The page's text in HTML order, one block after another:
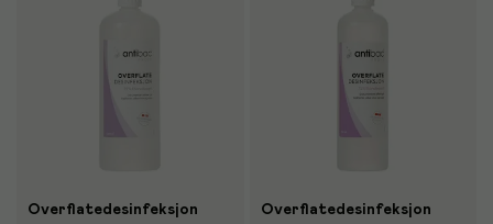
Overflatedesinfeksjon Overflatedesinfeksjon